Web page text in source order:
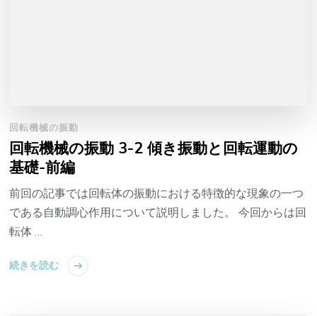
回転機械の振動
回転機械の振動 3-2 傾き振動と回転運動の
基礎-前編
前回の記事では回転体の振動における特徴的な現象の一つ
である自動調心作用について説明しました。 今回からは回
転体 …
続きを読む